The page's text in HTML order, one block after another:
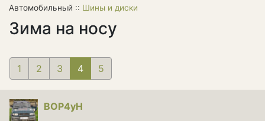
Автомобильный :: Шины и диски
Зима на носу
1 2 3 4 (current)
5
BOP4yH